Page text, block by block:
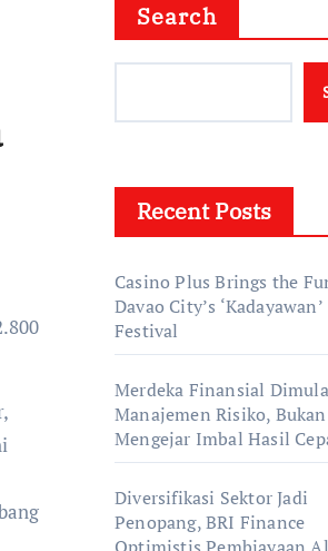
Search
Recent Posts
Casino Plus Brings the
Davao City’s ‘Kadayawan’
Festival
Merdeka Finansial
Manajemen Risiko, Bukan
Mengejar Imbal Hasil
Diversifikasi Sektor Jadi
Penopang, BRI Finance